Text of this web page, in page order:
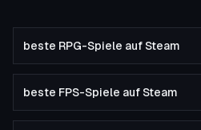
beste RPG-Spiele auf Steam
beste FPS-Spiele auf Steam